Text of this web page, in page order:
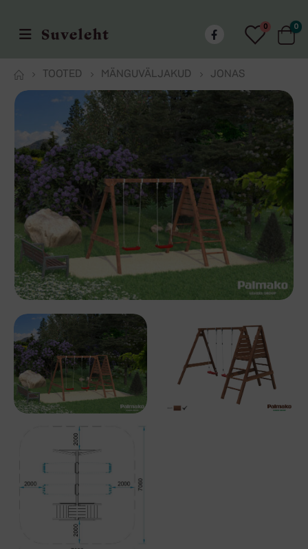
0 0
TOOTED MÄNGUVÄLJAKUD JONAS